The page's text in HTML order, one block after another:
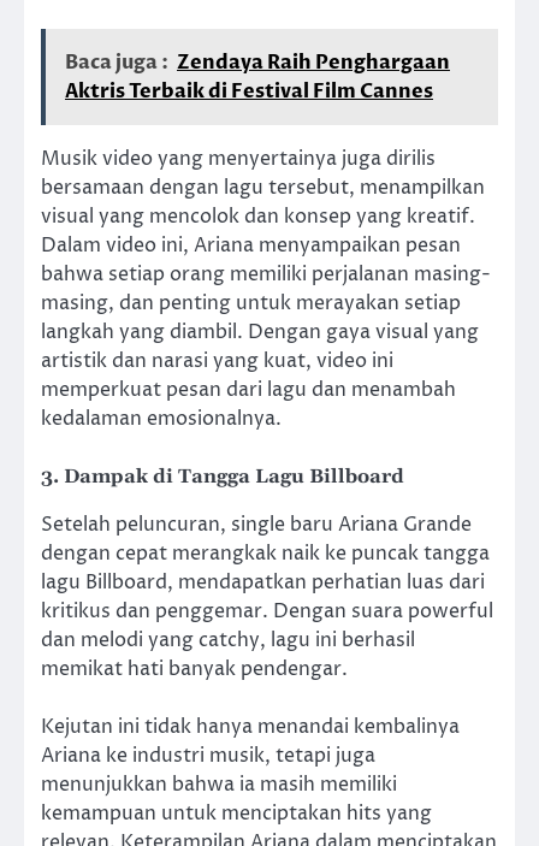
Baca juga : Zendaya Raih Penghargaan
Aktris Terbaik di Festival Film Cannes
Musik video yang menyertainya juga dirilis
bersamaan dengan lagu tersebut, menampilkan
visual yang mencolok dan konsep yang kreatif.
Dalam video ini, Ariana menyampaikan pesan
bahwa setiap orang memiliki perjalanan masing-
masing, dan penting untuk merayakan setiap
langkah yang diambil. Dengan gaya visual yang
artistik dan narasi yang kuat, video ini
memperkuat pesan dari lagu dan menambah
kedalaman emosionalnya.
3. Dampak di Tangga Lagu Billboard
Setelah peluncuran, single baru Ariana Grande
dengan cepat merangkak naik ke puncak tangga
lagu Billboard, mendapatkan perhatian luas dari
kritikus dan penggemar. Dengan suara powerful
dan melodi yang catchy, lagu ini berhasil
memikat hati banyak pendengar.
Kejutan ini tidak hanya menandai kembalinya
Ariana ke industri musik, tetapi juga
menunjukkan bahwa ia masih memiliki
kemampuan untuk menciptakan hits yang